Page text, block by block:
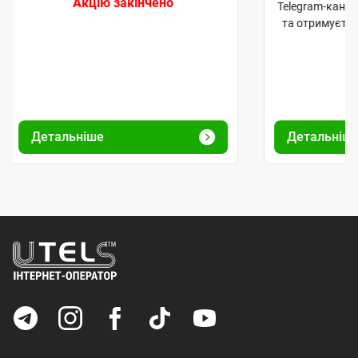
Детальніше
Telegram-
та